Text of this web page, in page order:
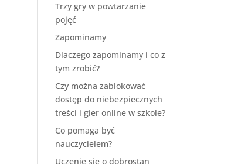
Trzy gry w powtarzanie
pojęć
Zapominamy
Dlaczego zapominamy i co z
tym zrobić?
Czy można zablokować
dostęp do niebezpiecznych
treści i gier online w szkole?
Co pomaga być
nauczycielem?
Uczenie się o dobrostan